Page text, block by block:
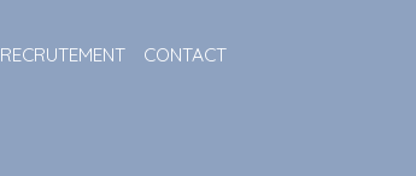
RECRUTEMENT CONTACT